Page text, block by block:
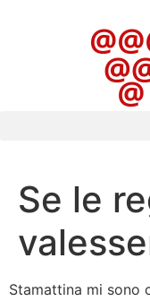
Se le
Stamattina mi sono